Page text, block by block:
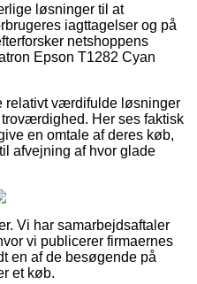
løsninger til at
iagttagelser og på
netshoppens
Epson T1282 Cyan
relativt værdifulde løsninger
Her ses faktisk
en omtale af deres køb,
afvejning af hvor glade
Vi har samarbejdsaftaler
vi publicerer firmaernes
en af de besøgende på
et køb.